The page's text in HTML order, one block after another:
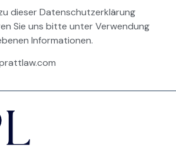
dieser Datenschutzerklärung
Sie uns bitte unter Verwendung
Informationen.